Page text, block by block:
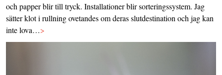
och papper blir till tryck. Installationer blir sorteringssystem. Jag
sätter klot i rullning ovetandes om deras slutdestination och jag kan
inte lova…>